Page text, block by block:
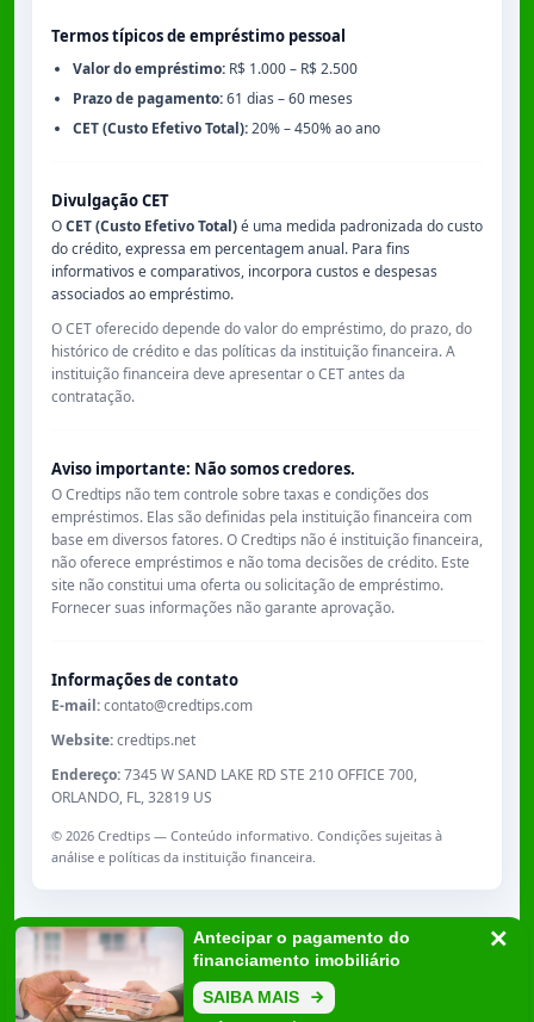
Antecipar o pagamento do
financiamento imobiliário
SAIBA MAIS
Termos típicos de empréstimo pessoal
Valor do empréstimo: R$ 1.000 – R$ 2.500
Prazo de pagamento:61 dias – 60 meses
CET (Custo Efetivo Total):20% – 450% ao ano
Divulgação CET
OCET (Custo Efetivo Total)é uma medida padronizada do custo
do crédito, expressa em percentagem anual. Para fins
informativos e comparativos, incorpora custos e despesas
associados ao empréstimo.
O CET oferecido depende do valor do empréstimo, do prazo, do
histórico de crédito e das políticas da instituição financeira. A
instituição financeira deve apresentar o CET antes da
contratação.
Aviso importante: Não somos credores.
O Credtips não tem controle sobre taxas e condições dos
empréstimos. Elas são definidas pela instituição financeira com
base em diversos fatores. O Credtips não é instituição financeira,
não oferece empréstimos e não toma decisões de crédito. Este
site não constitui uma oferta ou solicitação de empréstimo.
Fornecer suas informações não garante aprovação.
Informações de contato
E-mail:contato@credtips.com
Website:credtips.net
Endereço:7345 W SAND LAKE RD STE 210 OFFICE 700,
ORLANDO, FL, 32819 US
© 2026 Credtips — Conteúdo informativo. Condições sujeitas à
análise e políticas da instituição financeira.
7345 W SAND LAKE RD STE 210 OFFICE 700, ORLANDO, FL, 32819 US